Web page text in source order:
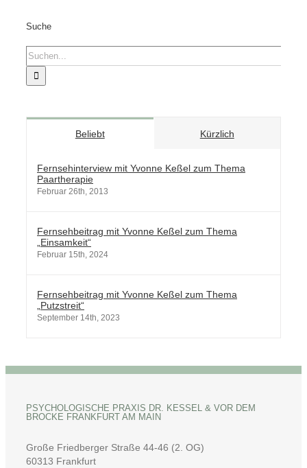
Suche
Suche
nach:
Beliebt Kürzlich
Fernsehinterview mit Yvonne Keßel zum Thema
Paartherapie
Februar 26th, 2013
Fernsehbeitrag mit Yvonne Keßel zum Thema
„Einsamkeit“
Februar 15th, 2024
Fernsehbeitrag mit Yvonne Keßel zum Thema
„Putzstreit“
September 14th, 2023
PSYCHOLOGISCHE PRAXIS DR. KESSEL & VOR DEM B
ROCKE FRANKFURT AM MAIN
Große Friedberger Straße 44-46 (2. OG)
60313 Frankfurt